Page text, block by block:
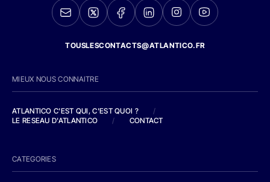
TOUSLESCONTACTS@ATLANTICO.FR
MIEUX NOUS CONNAITRE
ATLANTICO C'EST QUI, C'EST QUOI ?
/
LE RESEAU D'ATLANTICO
/ CONTACT
CATEGORIES